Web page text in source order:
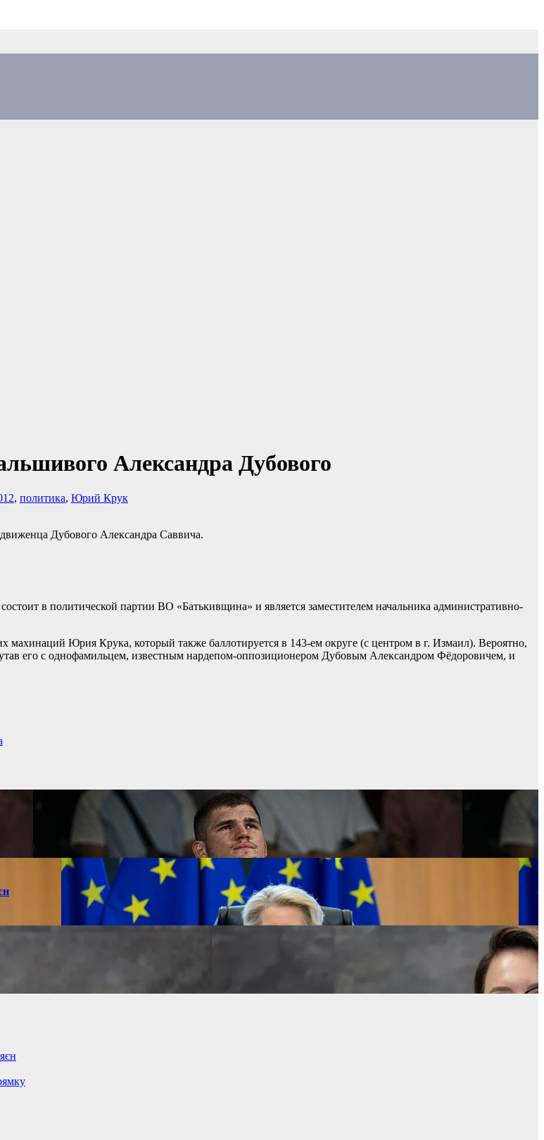
Александра Дубового
, политика, Юрий Крук
Дубового Александра Саввича.
в политической партии ВО «Батькивщина» и является заместителем начальника административно-
махинаций Юрия Крука, который также баллотируется в 143-ем округе (с центром в г. Измаил). Вероятно,
его с однофамильцем, известным нардепом-оппозиционером Дубовым Александром Фёдоровичем, и